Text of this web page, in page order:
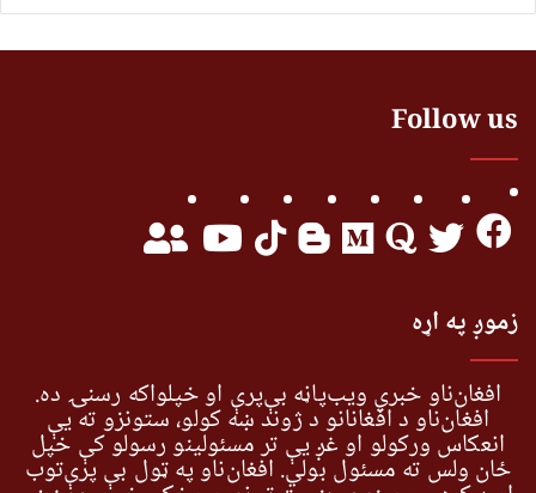
Follow us
زموږ په اړه
افغان‌ناو خبري ویب‌پاڼه بې‌پرې او خپلواکه رسنۍ ده.
افغان‌ناو د افغانانو د ژوند ښه کولو، ستونزو ته یې
انعکاس ورکولو او غږ یې تر مسئولینو رسولو کې خپل
ځان ولس ته مسئول بولي. افغان‌ناو په ټول بې پرې‌توب